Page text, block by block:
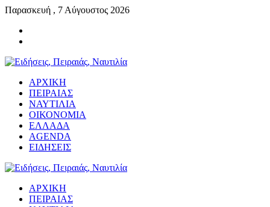
Παρασκευή , 7 Αύγουστος 2026
ΑΡΧΙΚΗ
ΠΕΙΡΑΙΑΣ
ΝΑΥΤΙΛΙΑ
ΟΙΚΟΝΟΜΙΑ
ΕΛΛΑΔΑ
AGENDA
ΕΙΔΗΣΕΙΣ
ΑΡΧΙΚΗ
ΠΕΙΡΑΙΑΣ